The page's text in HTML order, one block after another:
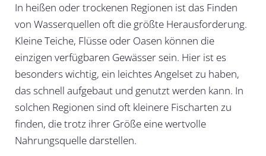
In heißen oder trockenen Regionen ist das Finden
von Wasserquellen oft die größte Herausforderung.
Kleine Teiche, Flüsse oder Oasen können die
einzigen verfügbaren Gewässer sein. Hier ist es
besonders wichtig, ein leichtes Angelset zu haben,
das schnell aufgebaut und genutzt werden kann. In
solchen Regionen sind oft kleinere Fischarten zu
finden, die trotz ihrer Größe eine wertvolle
Nahrungsquelle darstellen.